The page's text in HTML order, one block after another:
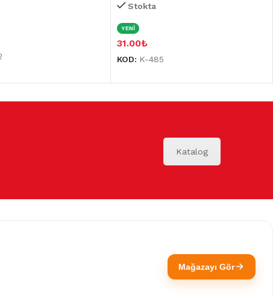
Stokta
YENİ
31.00₺
KOD: K-485
Katalog
Mağazayı Gör